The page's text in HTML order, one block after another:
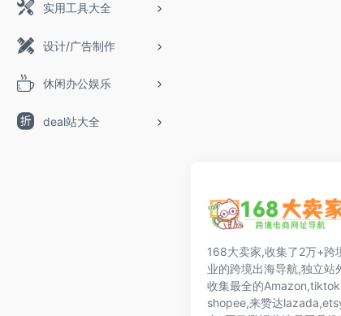
实用工具大全
设计/广告制作
休闲办公娱乐
deal站大全
168大卖家,收集了2万+跨
业的跨境出海导航,独立站
收集最全的
shopee,来赞达